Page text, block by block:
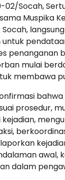
02/Socah,
Muspika
untuk
penanganan
mulai
membawa
prosedur,
awal,
dalam